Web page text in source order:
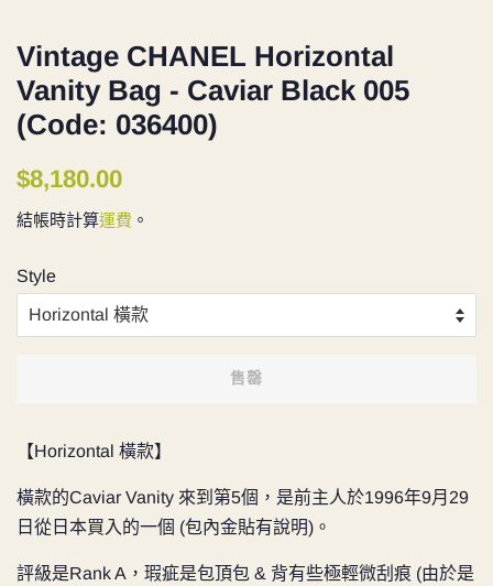
Vintage CHANEL Horizontal
Vanity Bag - Caviar Black 005
(Code: 036400)
定
$8,180.00
結帳時計算運費 。
Style
售罄
【Horizontal 橫款】
橫款的Caviar Vanity 來到第5個，是前主人於1996年9月29
日從日本買入的一個 (包內金貼有說明)。
評級是Rank A，瑕疵是包頂包 & 背有些極輕微刮痕 (由於是